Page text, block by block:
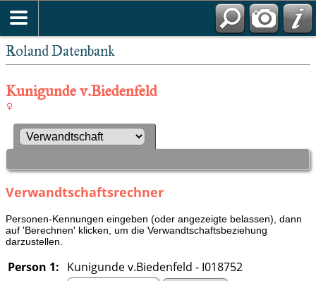
Roland Datenbank
Kunigunde v.Biedenfeld
Verwandtschaftsrechner
Personen-Kennungen eingeben (oder angezeigte belassen), dann
auf 'Berechnen' klicken, um die Verwandtschaftsbeziehung
darzustellen.
Person 1: Kunigunde v.Biedenfeld - I018752